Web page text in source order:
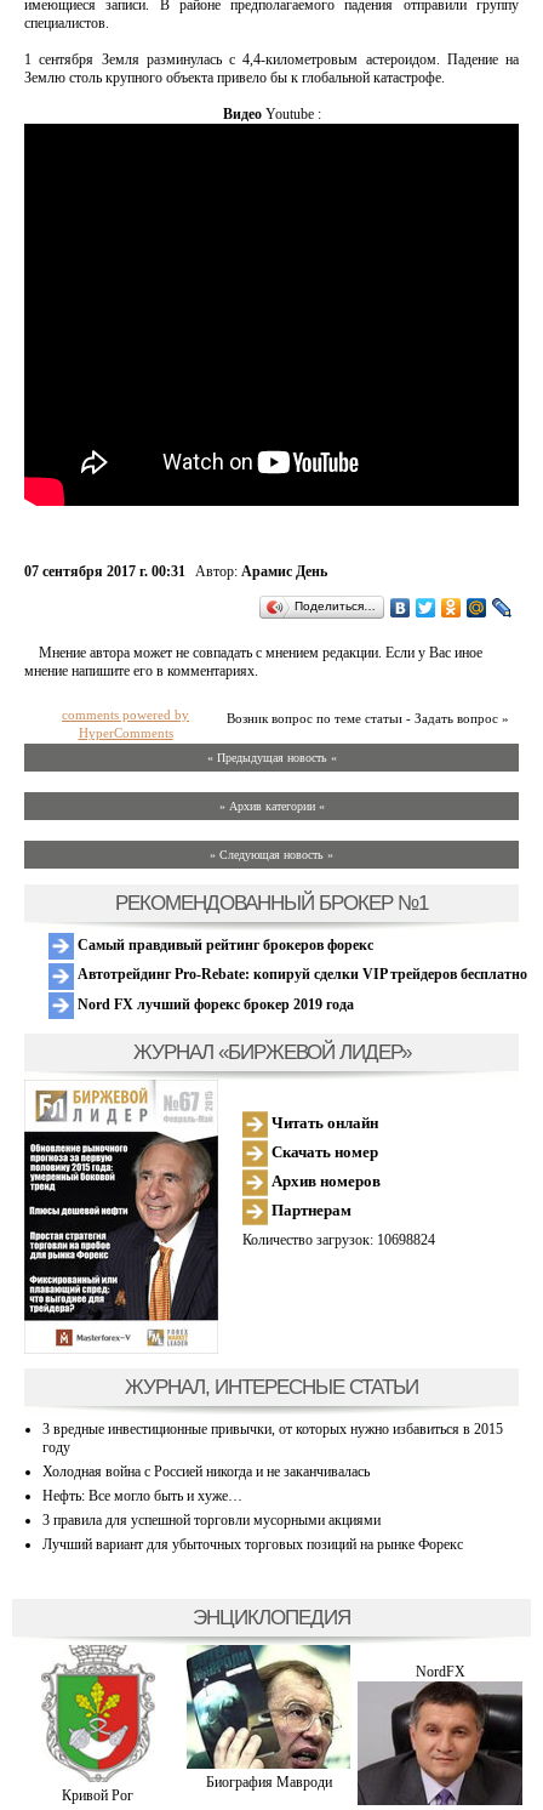
имеющиеся записи. В районе предполагаемого падения отправили группу
специалистов.
1 сентября Земля разминулась с 4,4-километровым астероидом. Падение на
Землю столь крупного объекта привело бы к глобальной катастрофе.
ВидеоYoutube :
07 сентября 2017 г. 00:31 Автор: Арамис День
Поделиться…
Мнение автора может не совпадать с мнением редакции. Если у Вас иное
мнение напишите его в комментариях.
Возник вопрос по теме статьи - Задать вопрос »
comments powered by
HyperComments
« Предыдущая новость «
» Архив категории «
» Следующая новость »
РЕКОМЕНДОВАННЫЙ БРОКЕР №1
Самый правдивый рейтинг брокеров форекс
Автотрейдинг Pro-Rebate: копируй сделки VIP трейдеров бесплатно
Nord FX лучший форекс брокер 2019 года
ЖУРНАЛ «БИРЖЕВОЙ ЛИДЕР»
Читать онлайн
Скачать номер
Архив номеров
Партнерам
Количество загрузок: 10698824
ЖУРНАЛ, ИНТЕРЕСНЫЕ СТАТЬИ
3 вредные инвестиционные привычки, от которых нужно избавиться в 2015
году
Холодная война с Россией никогда и не заканчивалась
Нефть: Все могло быть и хуже…
3 правила для успешной торговли мусорными акциями
Лучший вариант для убыточных торговых позиций на рынке Форекс
ЭНЦИКЛОПЕДИЯ
Кривой Рог
Биография Мавроди
NordFX